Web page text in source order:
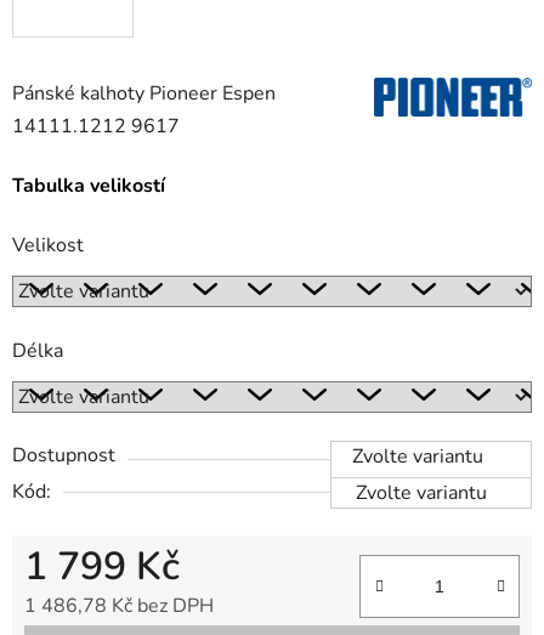
Pánské kalhoty Pioneer Espen
14111.1212 9617
Tabulka velikostí
Velikost
Délka
Dostupnost
Zvolte variantu
Kód:
Zvolte variantu
1 799 Kč
1 486,78 Kč bez DPH